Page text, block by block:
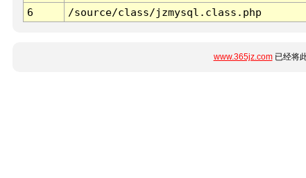
6
/source/class/jzmysql.class.php
www.365jz.com已经将